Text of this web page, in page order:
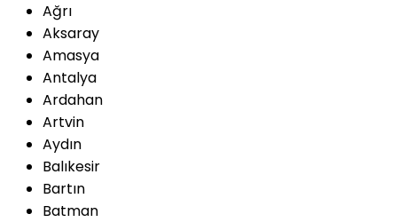
Ağrı
Aksaray
Amasya
Antalya
Ardahan
Artvin
Aydın
Balıkesir
Bartın
Batman